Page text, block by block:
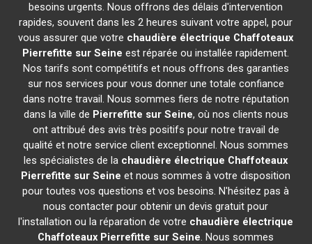
besoins urgents. Nous offrons des délais d'intervention
rapides, souvent dans les 2 heures suivant votre appel, pour
vous assurer que votre chaudière électrique Chaffoteaux
Pierrefitte sur Seine est réparée ou installée rapidement.
Nos tarifs sont compétitifs et nous offrons des garanties
sur nos services pour vous donner une totale confiance
dans notre travail. Nous sommes fiers de notre réputation
dans la ville de Pierrefitte sur Seine, où nos clients nous
ont attribué des avis très positifs pour notre travail de
qualité et notre service client exceptionnel. Nous sommes
les spécialistes de la chaudière électrique Chaffoteaux
Pierrefitte sur Seine et nous sommes à votre disposition
pour toutes vos questions et vos besoins. N'hésitez pas à
nous contacter pour obtenir un devis gratuit pour
l'installation ou la réparation de votre chaudière électrique
Chaffoteaux Pierrefitte sur Seine. Nous sommes